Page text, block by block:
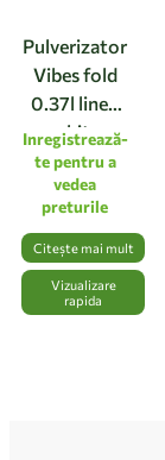
Pulverizator
Vibes fold
0.37l linen
white
Inregistrează-
te pentru a
vedea
preturile
Citește mai mult
Vizualizare
rapida